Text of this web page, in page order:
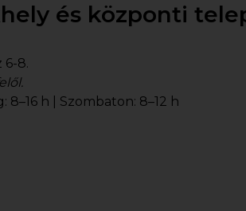
és központi
6-8.
h | Szombaton: 8–12 h